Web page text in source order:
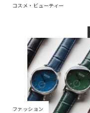
コスメ・ビューティー
ファッション